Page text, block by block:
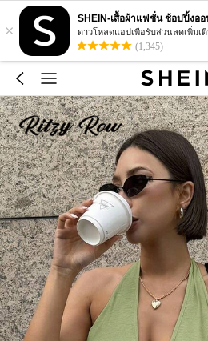
×
SHEIN-เสื้อผ้าแฟชั่น ช้อปปิ้งอ
ดาวโหลดแอปเพื่อรับส่วนลดเพิ่มเ
(1,345)